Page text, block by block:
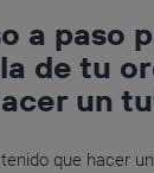
a paso
de tu
un
que hacer